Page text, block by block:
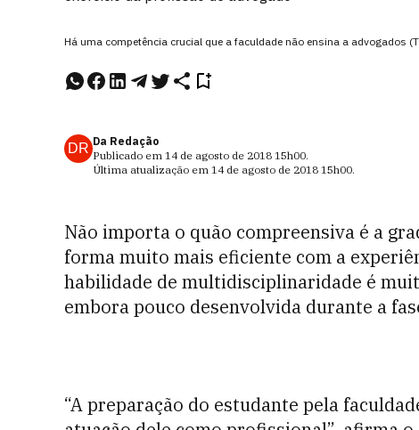
Há uma competência crucial que a faculdade não ensina a advogados
DR Da Redação
Publicado em 14 de agosto de 2018 15h00.
Última atualização em 14 de agosto de 2018 15h00.
Não importa o quão compreensiva é a
forma muito mais eficiente com a
habilidade de multidisciplinaridade é
embora pouco desenvolvida durante a
“A preparação do estudante pela